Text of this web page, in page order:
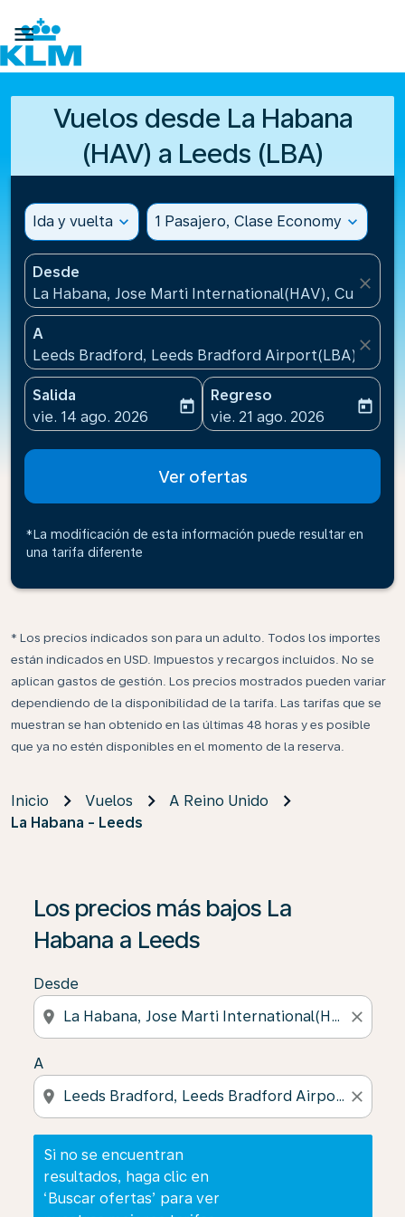

Vuelos desde La Habana
(HAV) a Leeds (LBA)
Ida y vuelta expand_more 1 Pasajero, Clase Economy expand_more
Desde
La Habana, Jose Marti International(HAV), Cuba
close
A
Leeds Bradford, Leeds Bradford Airport(LBA),
close
Salida
fc-booking-departure-date-aria-label
vie. 14 ago. 2026
today
Regreso
fc-booking-return-date-
vie. 21 ago. 2026
today
Ver ofertas
*La modificación de esta información puede resultar en
una tarifa diferente
* Los precios indicados son para un adulto. Todos los importes
están indicados en USD. Impuestos y recargos incluidos. No se
aplican gastos de gestión. Los precios mostrados pueden variar
dependiendo de la disponibilidad de la tarifa. Las tarifas que se
muestran se han obtenido en las últimas 48 horas y es posible
que ya no estén disponibles en el momento de la reserva.
Inicio Vuelos
A Reino Unido
La Habana - Leeds
Los precios más bajos La
Habana a Leeds
Desde
location_on close
A
location_on close
Si no se encuentran
resultados, haga clic en
‘Buscar ofertas’ para ver
Si no se encuentran resultados, haga clic en ‘Buscar